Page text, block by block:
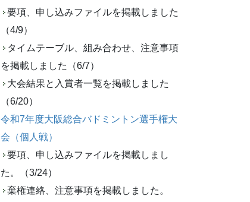
要項、申し込みファイルを掲載しました
（4/9）
タイムテーブル、組み合わせ、注意事項
を掲載しました（6/7）
大会結果と入賞者一覧を掲載しました
（6/20）
令和7年度大阪総合バドミントン選手権大
会（個人戦）
要項、申し込みファイルを掲載しまし
た。（3/24）
棄権連絡、注意事項を掲載しました。